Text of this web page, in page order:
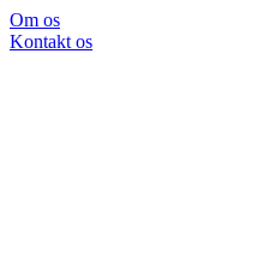
Om os
Kontakt os